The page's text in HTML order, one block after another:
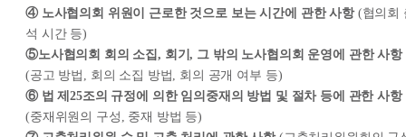
④ 노사협의회 위원이 근로한 것으로 보는 시간에 관한 사항(협의회
석 시간 등)
⑤노사협의회 회의 소집, 회기, 그 밖의 노사협의회 운영에 관한 사항
(공고 방법, 회의 소집 방법, 회의 공개 여부 등)
⑥ 법 제25조의 규정에 의한 임의중재의 방법 및 절차 등에 관한 사항
(중재위원의 구성, 중재 방법 등)